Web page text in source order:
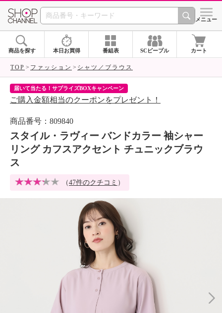
SHOP CHANNEL シメニュー
商品を探す 本日お買得 番組表 SCピープル カート
TOP ファッション シャツ／ブラウス
届いて当たる！サプライズBOXキャンペーン
ご購入金額相当のクーポンをプレゼント！
商品番号：809840
スタイル・ラヴィー バンドカラー 袖シャー
リング カフスアクセント チュニックブラウ
ス
（47件のクチコミ ）